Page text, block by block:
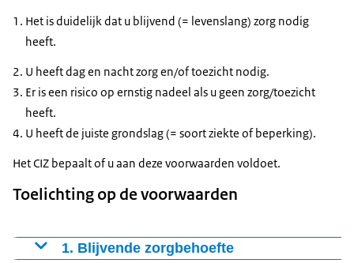
Het is duidelijk dat u blijvend (= levenslang) zorg nodig
heeft.
U heeft dag en nacht zorg en/of toezicht nodig.
Er is een risico op ernstig nadeel als u geen zorg/toezicht
heeft.
U heeft de juiste grondslag (= soort ziekte of beperking).
Het CIZ bepaalt of u aan deze voorwaarden voldoet.
Toelichting op de voorwaarden
1. Blijvende zorgbehoefte